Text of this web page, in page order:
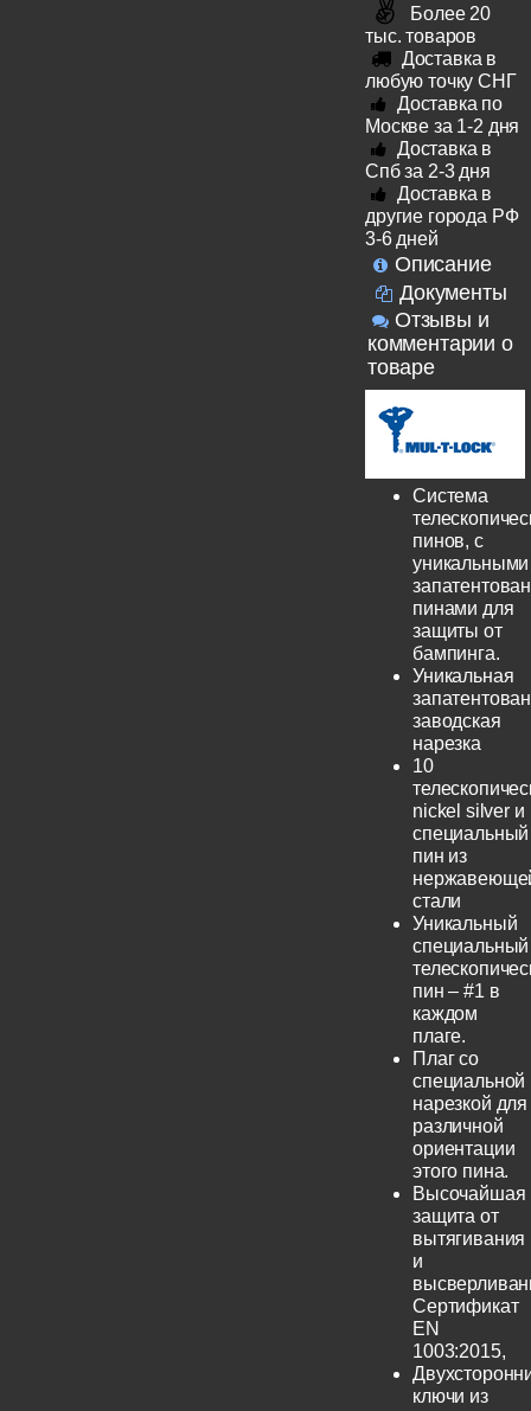
Более 20
тыс. товаров
Доставка в
любую точку СНГ
Доставка по
Москве за 1-2 дня
Доставка в
Спб за 2-3 дня
Доставка в
другие города РФ
3-6 дней
Описание
Документы
Отзывы и
комментарии о
товаре
Система
пинов, с
уникальными
пинами для
защиты от
бампинга.
Уникальная
заводская
нарезка
10
nickel silver и
специальный
пин из
стали
Уникальный
специальный
пин – #1 в
каждом
плаге.
Плаг со
специальной
нарезкой для
различной
ориентации
этого пина.
Высочайшая
защита от
вытягивания
и
Сертификат
EN
1003:2015,
ключи из